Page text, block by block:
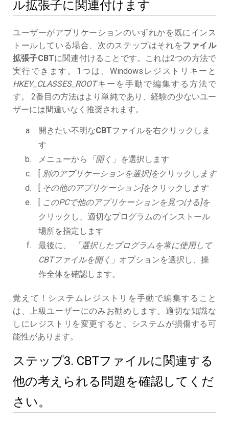
ル拡張子に関連付けます
ユーザーがアプリケーションのいずれかを既にインス
トールしている場合、次のステップはそれをファイル
拡張子CBTに関連付けることです。これは2つの方法で
実行できます。1つは、Windowsレジストリキーと
HKEY_CLASSES_ROOTキーを手動で編集する方法で
す。 2番目の方法はより単純であり、経験の少ないユー
ザーには間違いなく推奨されます。
開きたい不明なCBTファイルを右クリックしま
す
メニューから
「開く」を選択します
[ 別のアプリケーションを選択]をクリックし ます
[ その他のアプリケーション]をクリックし ます
[ このPCで他のアプリケーションを見つける]を
クリックし、適切なプログラムのインストール
場所を指定します
最後に、
「選択したプログラムを常に使用して
CBTファイルを開く」 オプションを選択し、操
作全体を確認します。
覚えて！システムレジストリを手動で編集すること
は、上級ユーザーにのみお勧めします。適切な知識な
しにレジストリを変更すると、システムが損傷する可
能性があります。
ステップ3. CBTファイルに関連する
他の考えられる問題を確認してくだ
さい。